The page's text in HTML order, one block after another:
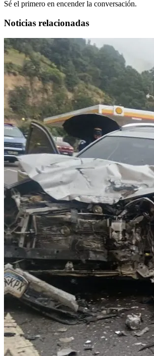
Sé el primero en encender la conversación.
Noticias relacionadas